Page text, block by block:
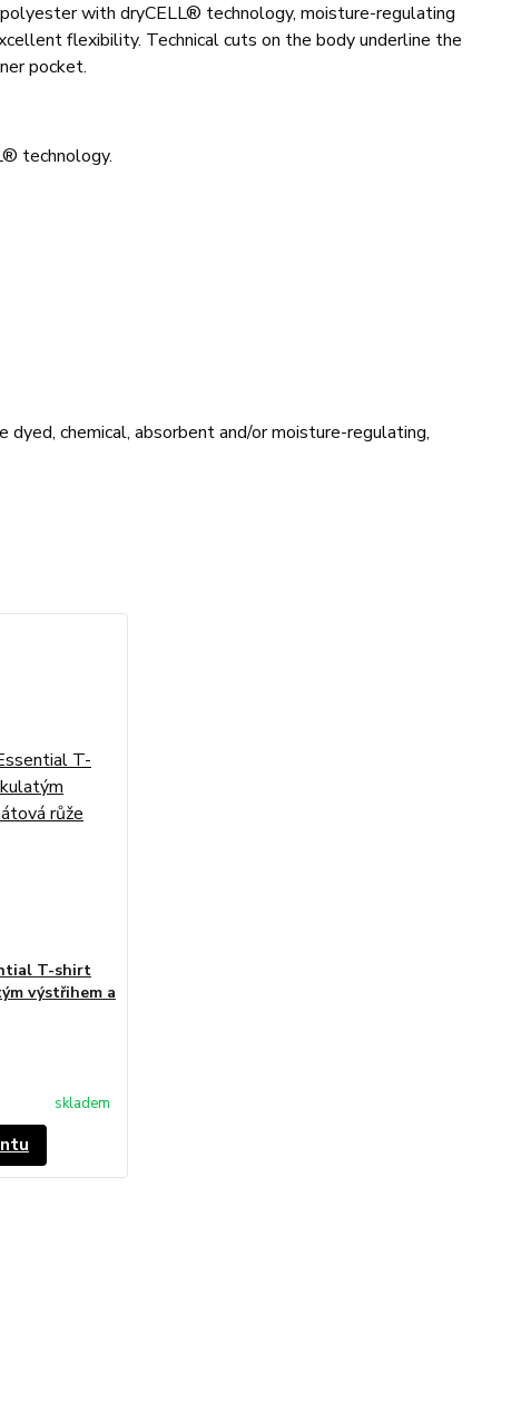
with dryCELL® technology, moisture-regulating
flexibility. Technical cuts on the body underline the
pocket.
technology.
chemical, absorbent and/or moisture-regulating,
T-shirt
výstřihem a
skladem